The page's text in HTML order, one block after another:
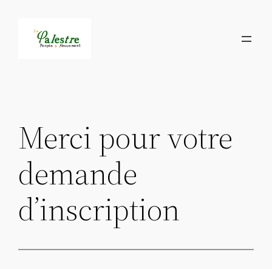
contenu
Merci pour votre
demande
d’inscription